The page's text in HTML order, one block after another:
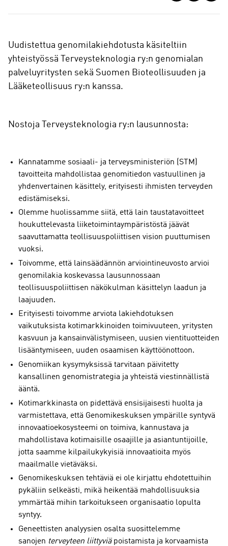
a
Uudistettua genomilakiehdotusta käsiteltiin
yhteistyössä Terveysteknologia ry:n genomialan
palveluyritysten sekä Suomen Bioteollisuuden ja
Lääketeollisuus ry:n kanssa.
Nostoja Terveysteknologia ry:n lausunnosta:
Kannatamme sosiaali- ja terveysministeriön (STM)
tavoitteita mahdollistaa genomitiedon vastuullinen ja
yhdenvertainen käsittely, erityisesti ihmisten terveyden
edistämiseksi.
Olemme huolissamme siitä, että lain taustatavoitteet
houkuttelevasta liiketoimintaympäristöstä jäävät
saavuttamatta teollisuuspoliittisen vision puuttumisen
vuoksi.
Toivomme, että lainsäädännön arviointineuvosto arvioi
genomilakia koskevassa lausunnossaan
teollisuuspoliittisen näkökulman käsittelyn laadun ja
laajuuden.
Erityisesti toivomme arviota lakiehdotuksen
vaikutuksista kotimarkkinoiden toimivuuteen, yritysten
kasvuun ja kansainvälistymiseen, uusien vientituotteiden
lisääntymiseen, uuden osaamisen käyttöönottoon.
Genomiikan kysymyksissä tarvitaan päivitetty
kansallinen genomistrategia ja yhteistä viestinnällistä
ääntä.
Kotimarkkinasta on pidettävä ensisijaisesti huolta ja
varmistettava, että Genomikeskuksen ympärille syntyvä
innovaatioekosysteemi on toimiva, kannustava ja
mahdollistava kotimaisille osaajille ja asiantuntijoille,
jotta saamme kilpailukykyisiä innovaatioita myös
maailmalle vietäväksi.
Genomikeskuksen tehtäviä ei ole kirjattu ehdotettuihin
pykäliin selkeästi, mikä heikentää mahdollisuuksia
ymmärtää mihin tarkoitukseen organisaatio lopulta
syntyy.
Geneettisten analyysien osalta suosittelemme
sanojen terveyteen liittyviä poistamista ja korvaamista